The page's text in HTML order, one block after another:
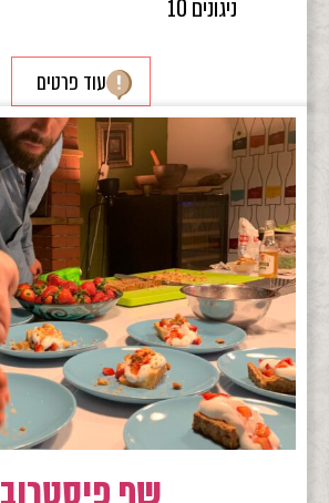
ניגונים 10
עוד פרטים
שף פיסטרוב